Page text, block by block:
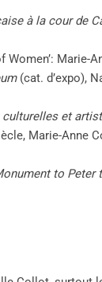
à la cour de
Marie-
(cat. d’expo),
culturelles et
Marie-Anne
to Peter